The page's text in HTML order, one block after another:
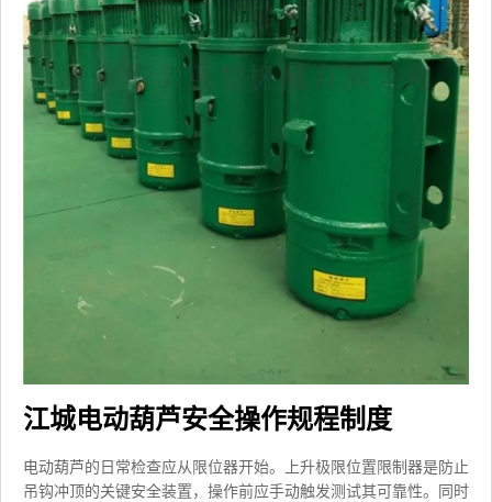
江城电动葫芦安全操作规程制度
电动葫芦的日常检查应从限位器开始。上升极限位置限制器是防止
吊钩冲顶的关键安全装置，操作前应手动触发测试其可靠性。同时